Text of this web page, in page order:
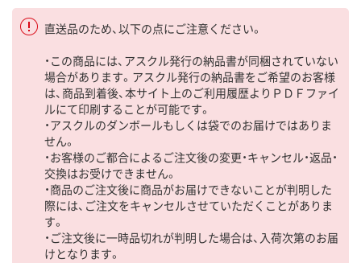
直送品のため、以下の点にご注意ください。
・この商品には、アスクル発行の納品書が同梱されていない
場合があります。アスクル発行の納品書をご希望のお客様
は、商品到着後、本サイト上のご利用履歴よりＰＤＦファイ
ルにて印刷することが可能です。
・アスクルのダンボールもしくは袋でのお届けではありま
せん。
・お客様のご都合によるご注文後の変更・キャンセル・返品・
交換はお受けできません。
・商品のご注文後に商品がお届けできないことが判明した
際には、ご注文をキャンセルさせていただくことがありま
す。
・ご注文後に一時品切れが判明した場合は、入荷次第のお届
けとなります。